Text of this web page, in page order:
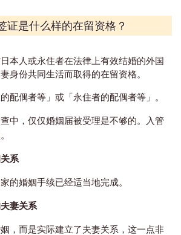
证是什么样的在留资格？
本人或永住者在法律上有效结婚的外国
身份共同生活而取得的在留资格。
配偶者等」或「永住者的配偶者等」。
中，仅仅婚姻届被受理是不够的。入管
系
的婚姻手续已经适当地完成。
妻关系
，而是实际建立了夫妻关系，这一点非